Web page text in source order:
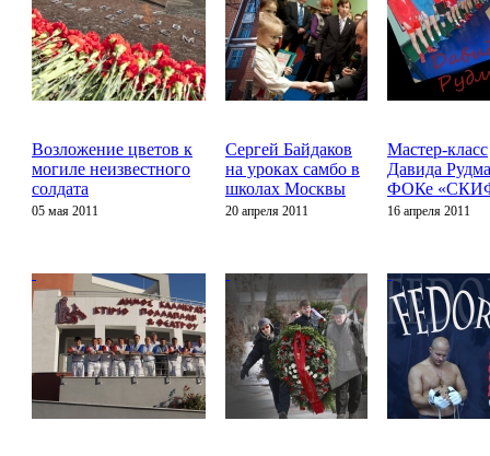
Возложение цветов к
могиле неизвестного
солдата
05 мая 2011
Сергей Байдаков
на уроках самбо в
школах Москвы
20 апреля 2011
Мастер-класс
Давида
ФОКе
16 апреля 2011